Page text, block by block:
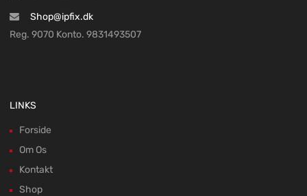
Shop@ipfix.dk
Reg. 9070 Konto. 9831493507
LINKS
Forside
Om Os
Kontakt
Shop